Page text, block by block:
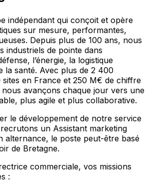
indépendant qui conçoit et opère
sur mesure, performantes,
Depuis plus de 100 ans, nous
industriels de pointe dans
l’énergie, la logistique
la santé. Avec plus de 2 400
en France et 250 M€ de chiffre
nous avançons chaque jour vers une
plus agile et plus collaborative.
le développement de notre service
un Assistant marketing
alternance, le poste peut-être basé
de Bretagne.
commerciale, vos missions
: